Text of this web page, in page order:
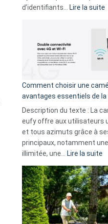
amis
d’identifiants…
Lire la suite
Comment choisir une
avantages essentiels de la
Description du texte : La
eufy offre aux utilisateurs
et tous azimuts grâce à
principaux, notamment
illimitée, une…
Lire la suite